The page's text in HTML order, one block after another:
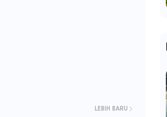
LEBIH BARU